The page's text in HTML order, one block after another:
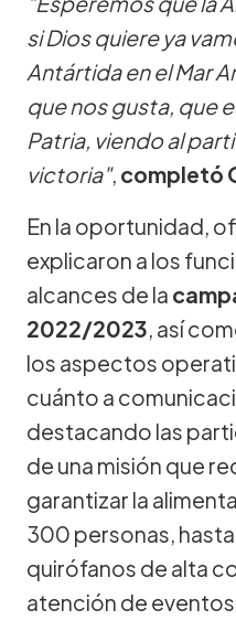
si Dios quiere ya
Antártida en el Mar
que nos gusta, que
Patria, viendo al
victoria", completó
En la oportunidad,
explicaron a los
alcances de la
2022/2023, así
los aspectos
cuánto a
destacando las
de una misión que
garantizar la
300 personas,
quirófanos de alta
atención de eventos